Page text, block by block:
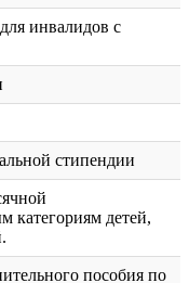
инвалидов с
стипендии
категориям детей,
пособия по